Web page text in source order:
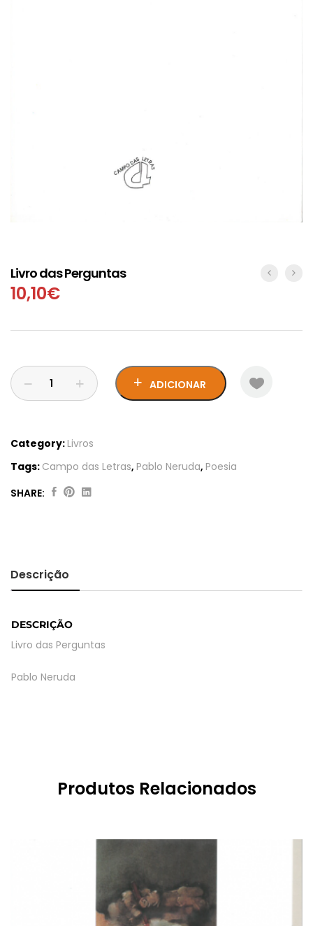
Livro das Perguntas
10,10€
ADICIONAR
Category:Livros
Tags: Campo das Letras, Pablo Neruda, Poesia
SHARE:
Descrição
DESCRIÇÃO
Livro das Perguntas
Pablo Neruda
Produtos Relacionados